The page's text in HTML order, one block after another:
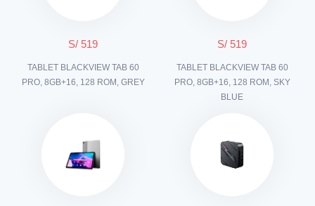
S/ 519
TABLET BLACKVIEW TAB 60
PRO, 8GB+16, 128 ROM, GREY
S/ 519
TABLET BLACKVIEW TAB 60
PRO, 8GB+16, 128 ROM, SKY
BLUE